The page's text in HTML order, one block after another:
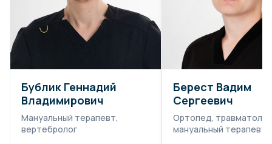
Бублик Геннадий
Владимирович
Мануальный терапевт,
вертебролог
Берест Вадим
Сергеевич
Ортопед,
мануальный терапевт